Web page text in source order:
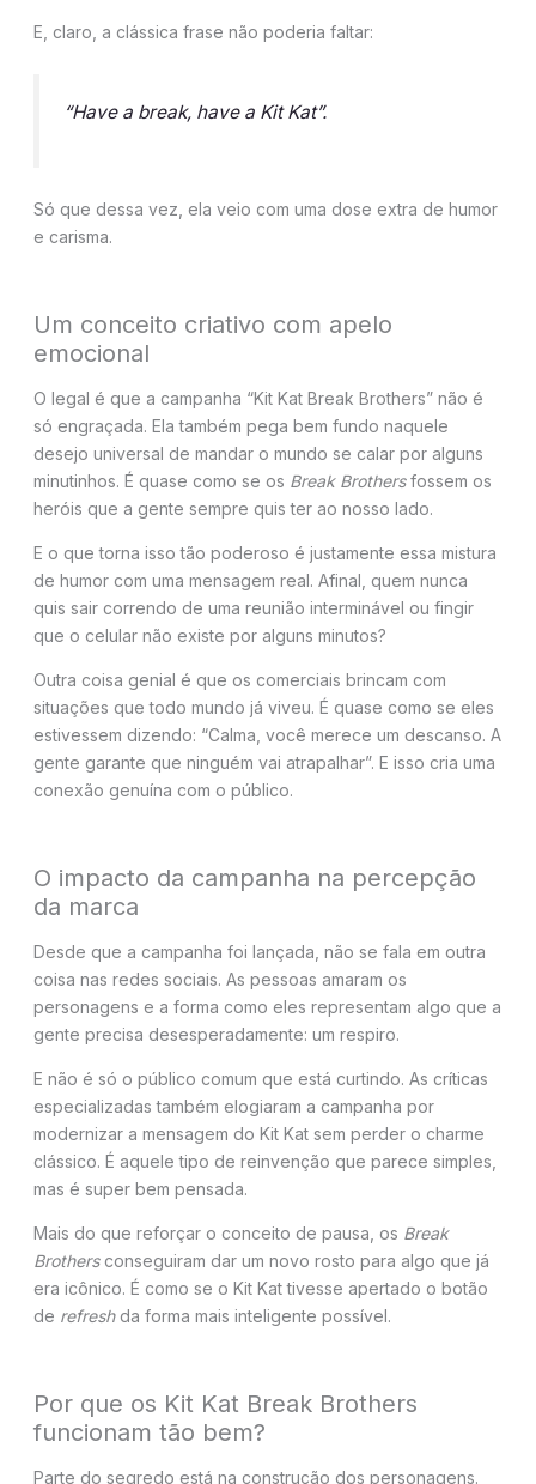
E, claro, a clássica frase não poderia faltar:
“Have a break, have a Kit Kat”.
Só que dessa vez, ela veio com uma dose extra de humor
e carisma.
Um conceito criativo com apelo
emocional
O legal é que a campanha “Kit Kat Break Brothers” não é
só engraçada. Ela também pega bem fundo naquele
desejo universal de mandar o mundo se calar por alguns
minutinhos. É quase como se os Break Brothersfossem os
heróis que a gente sempre quis ter ao nosso lado.
E o que torna isso tão poderoso é justamente essa mistura
de humor com uma mensagem real. Afinal, quem nunca
quis sair correndo de uma reunião interminável ou fingir
que o celular não existe por alguns minutos?
Outra coisa genial é que os comerciais brincam com
situações que todo mundo já viveu. É quase como se eles
estivessem dizendo: “Calma, você merece um descanso. A
gente garante que ninguém vai atrapalhar”. E isso cria uma
conexão genuína com o público.
O impacto da campanha na percepção
da marca
Desde que a campanha foi lançada, não se fala em outra
coisa nas redes sociais. As pessoas amaram os
personagens e a forma como eles representam algo que a
gente precisa desesperadamente: um respiro.
E não é só o público comum que está curtindo. As críticas
especializadas também elogiaram a campanha por
modernizar a mensagem do Kit Kat sem perder o charme
clássico. É aquele tipo de reinvenção que parece simples,
mas é super bem pensada.
Mais do que reforçar o conceito de pausa, os Break
Brothersconseguiram dar um novo rosto para algo que já
era icônico. É como se o Kit Kat tivesse apertado o botão
de refreshda forma mais inteligente possível.
Por que os Kit Kat Break Brothers
funcionam tão bem?
Parte do segredo está na construção dos personagens.